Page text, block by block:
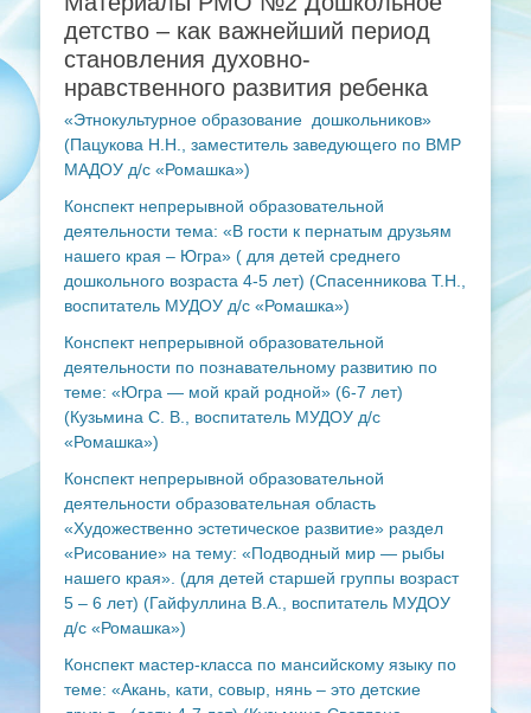
детство – как важнейший период
становления духовно-
нравственного развития ребенка
«Этнокультурное образование дошкольников»
(Пацукова Н.Н., заместитель заведующего по ВМР
МАДОУ д/с «Ромашка»)
Конспект непрерывной образовательной
деятельности тема: «В гости к пернатым друзьям
нашего края – Югра» ( для детей среднего
дошкольного возраста 4-5 лет) (Спасенникова Т.Н.,
воспитатель МУДОУ д/с «Ромашка»)
Конспект непрерывной образовательной
деятельности по познавательному развитию по
теме: «Югра — мой край родной» (6-7 лет)
(Кузьмина С. В., воспитатель МУДОУ д/с
«Ромашка»)
Конспект непрерывной образовательной
деятельности образовательная область
«Художественно эстетическое развитие» раздел
«Рисование» на тему: «Подводный мир — рыбы
нашего края». (для детей старшей группы возраст
5 – 6 лет) (Гайфуллина В.А., воспитатель МУДОУ
д/с «Ромашка»)
Конспект мастер-класса по мансийскому языку по
теме: «Акань, кати, совыр, нянь – это детские